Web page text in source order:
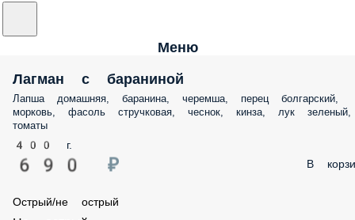
Меню
Лагман с бараниной
Лапша домашняя, баранина, черемша, перец болгарский,
морковь, фасоль стручковая, чеснок, кинза, лук зеленый,
томаты
400 г.
690 ₽ В
Острый/не острый